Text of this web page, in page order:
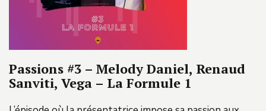
Passions #3 – Melody Daniel, Renaud
Sanviti, Vega – La Formule 1